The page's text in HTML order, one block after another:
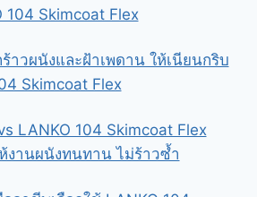
104 Skimcoat Flex
าวผนังและฝ้าเพดาน ให้เนียนกริบ
Skimcoat Flex
LANKO 104 Skimcoat Flex
งานผนังทนทาน ไม่ร้าวซ้ำ